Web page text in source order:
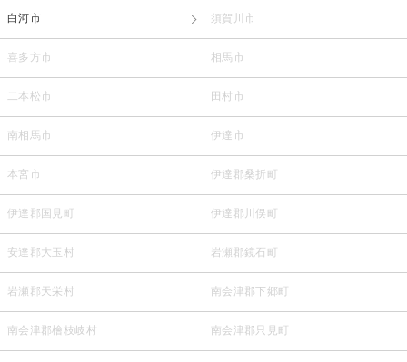
白河市 須賀川市
喜多方市 相馬市
二本松市 田村市
南相馬市 伊達市
本宮市 伊達郡桑折町
伊達郡国見町 伊達郡川俣町
安達郡大玉村 岩瀬郡鏡石町
岩瀬郡天栄村 南会津郡下郷町
南会津郡檜枝岐村 南会津郡只見町